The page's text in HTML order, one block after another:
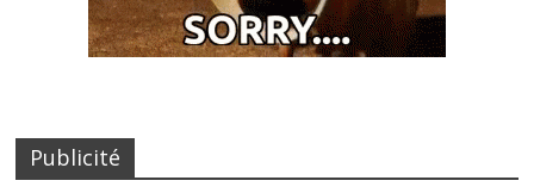
Publicité